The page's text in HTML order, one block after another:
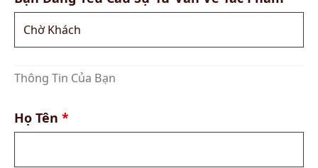
Thông Tin Của Bạn
Họ Tên *